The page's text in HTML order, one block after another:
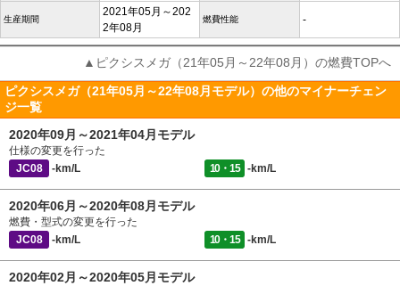
生産期間
2021年05月～202
2年08月
燃費性能 -
▲ピクシスメガ（21年05月～22年08月）の燃費TOPへ
ピクシスメガ（21年05月～22年08月モデル）の他のマイナーチェン
ジ一覧
2020年09月～2021年04月モデル
仕様の変更を行った
JC08
-km/L 10・15 -km/L
2020年06月～2020年08月モデル
燃費・型式の変更を行った
JC08
-km/L 10・15 -km/L
2020年02月～2020年05月モデル